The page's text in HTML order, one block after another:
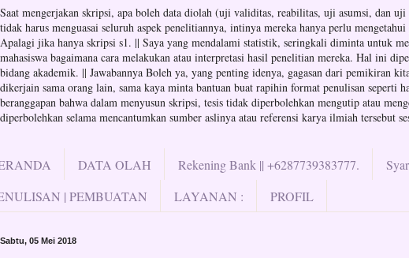
Saat mengerjakan skripsi, apa boleh data diolah (uji validitas, reabilitas, uji asumsi, dan uji
tidak harus menguasai seluruh aspek penelitiannya, intinya mereka hanya perlu
Apalagi jika hanya skripsi s1. || Saya yang mendalami statistik, seringkali diminta untuk
mahasiswa bagaimana cara melakukan atau interpretasi hasil penelitian mereka. Hal ini
bidang akademik. || Jawabannya Boleh ya, yang penting idenya, gagasan dari pemikiran
dikerjain sama orang lain, sama kaya minta bantuan buat rapihin format penulisan seperti
beranggapan bahwa dalam menyusun skripsi, tesis tidak diperbolehkan mengutip atau
diperbolehkan selama mencantumkan sumber aslinya atau referensi karya ilmiah tersebut
DATA OLAH Rekening Bank || +6287739383777.
| PEMBUATAN
LAYANAN : PROFIL
Sabtu, 05 Mei 2018